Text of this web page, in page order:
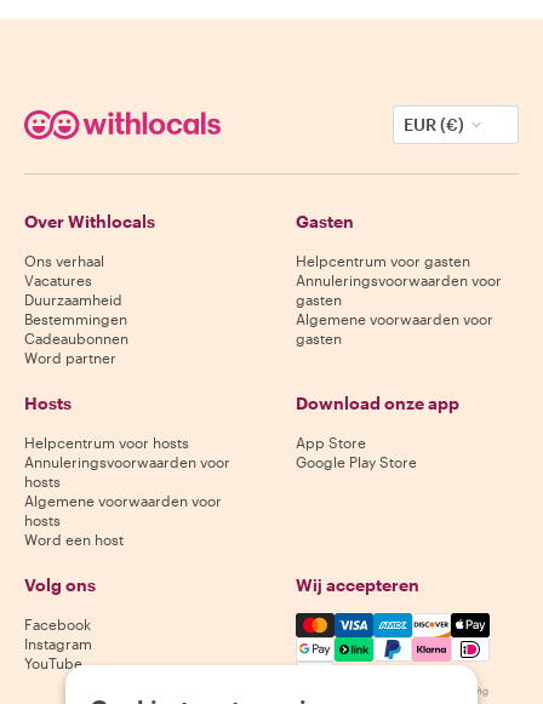
EUR (€)
Over Withlocals
Ons verhaal
Vacatures
Duurzaamheid
Bestemmingen
Cadeaubonnen
Word partner
Gasten
Helpcentrum voor gasten
Annuleringsvoorwaarden voor
gasten
Algemene voorwaarden voor
gasten
Hosts
Helpcentrum voor hosts
Annuleringsvoorwaarden voor
hosts
Algemene voorwaarden voor
hosts
Word een host
Download onze app
App Store
Google Play Store
Volg ons
Facebook
Instagram
YouTube
Wij accepteren
Mastercard, Visa, Amex,
Beschikbaarheid varieert per bestemming